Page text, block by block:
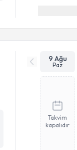
9 Ağu
Paz
Takvim
kapalıdır